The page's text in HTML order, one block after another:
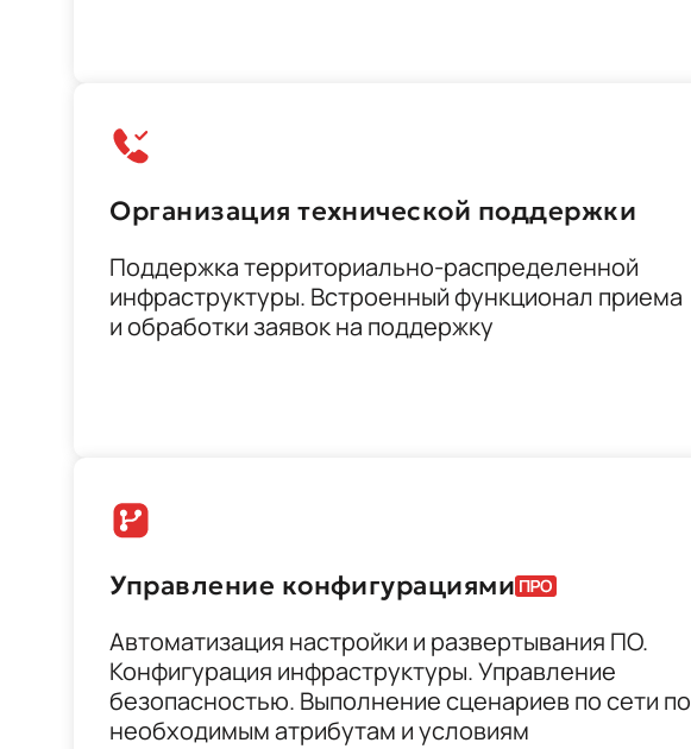
Организация технической поддержки
Поддержка территориально-распределенной
инфраструктуры. Встроенный функционал приема
и обработки заявок на поддержку
Управление конфигурациями
Автоматизация настройки и развертывания ПО.
Конфигурация инфраструктуры. Управление
безопасностью. Выполнение сценариев по сети по
необходимым атрибутам и условиям